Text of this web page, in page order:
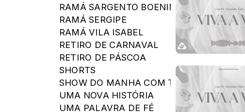
RAMÁ SARGENTO BOENING
RAMÁ SERGIPE
RAMÁ VILA ISABEL
RETIRO DE CARNAVAL
RETIRO DE PÁSCOA
SHORTS
SHOW DO MANHA COM TONY CORRÊA
UMA NOVA HISTÓRIA
UMA PALAVRA DE FÉ